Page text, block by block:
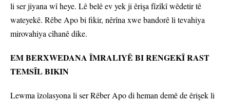
li ser jiyana wî heye. Lê belê ev yek ji êrişa fîzîkî wêdetir tê
wateyekê. Rêbe Apo bi fikir, nêrîna xwe bandorê li tevahiya
mirovahiya cîhanê dike.
EM BERXWEDANA ÎMRALIYÊ BI RENGEKÎ RAST
TEMSÎL BIKIN
Lewma îzolasyona li ser Rêber Apo di heman demê de êrişek li